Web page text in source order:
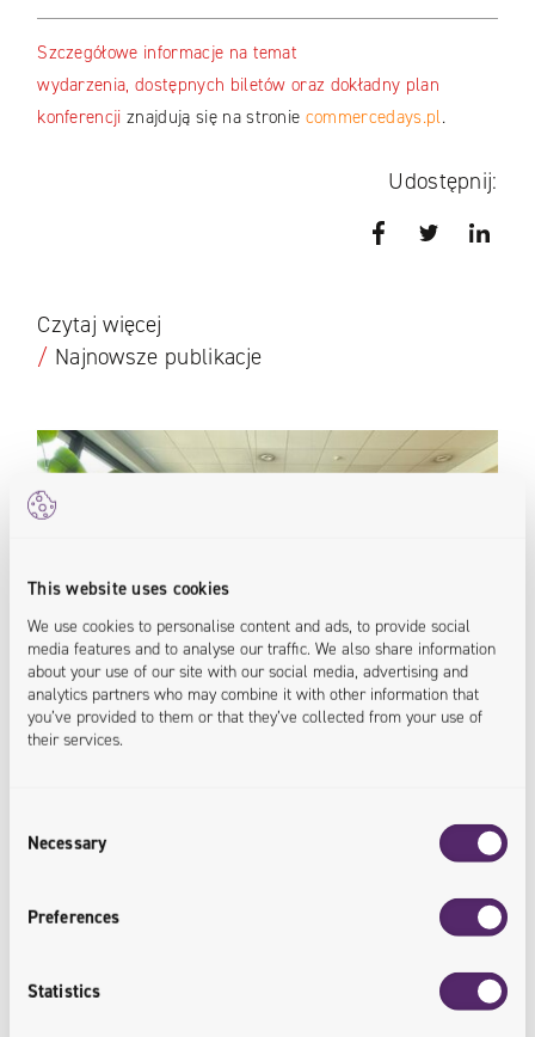
This website uses cookies
We use cookies to personalise content and ads, to provide social
media features and to analyse our traffic. We also share information
about your use of our site with our social media, advertising and
analytics partners who may combine it with other information that
you’ve provided to them or that they’ve collected from your use of
their services.
Selection
Necessary
Preferences
Statistics
Szczegółowe informacje na temat
wydarzenia, dostępnych biletów oraz dokładny plan
konferencji znajdują się na stronie commercedays.pl.
Udostępnij:
FacebookTwitter
Czytaj więcej
/ Najnowsze publikacje
30.07.2026
Konkurs UGotIT: „Oczekiwaliśmy PoC-a, a
dostaliśmy MVP”
konkursu UGotIT. To nie tylko efekt wysokiego poziomu
konkurs technologiczny może być przestrzenią pracy
wystarcza – liczy się także zrozumienie celu i kontekstu